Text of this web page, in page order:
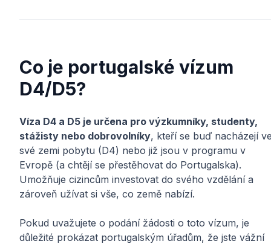
Co je portugalské vízum
D4/D5?
Víza D4 a D5 je určena pro výzkumníky, studenty,
stážisty nebo dobrovolníky, kteří se buď nacházejí
své zemi pobytu (D4) nebo již jsou v programu v
Evropě (a chtějí se přestěhovat do Portugalska).
Umožňuje cizincům investovat do svého vzdělání a
zároveň užívat si vše, co země nabízí.
Pokud uvažujete o podání žádosti o toto vízum, je
důležité prokázat portugalským úřadům, že jste vážní